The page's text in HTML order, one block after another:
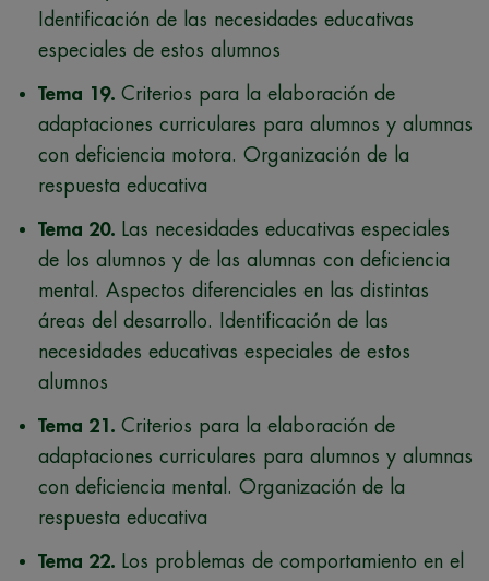
Identificación de las necesidades educativas
especiales de estos alumnos
Tema 19. Criterios para la elaboración de
adaptaciones curriculares para alumnos y alumnas
con deficiencia motora. Organización de la
respuesta educativa
Tema 20. Las necesidades educativas especiales
de los alumnos y de las alumnas con deficiencia
mental. Aspectos diferenciales en las distintas
áreas del desarrollo. Identificación de las
necesidades educativas especiales de estos
alumnos
Tema 21. Criterios para la elaboración de
adaptaciones curriculares para alumnos y alumnas
con deficiencia mental. Organización de la
respuesta educativa
Tema 22. Los problemas de comportamiento en el